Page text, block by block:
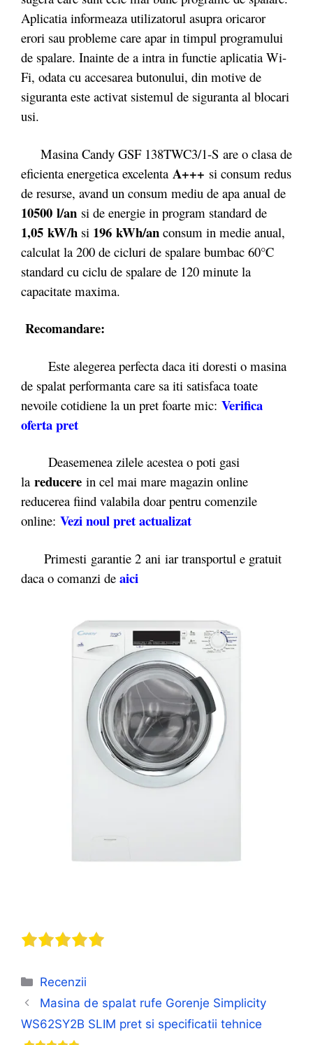
Aplicatia informeaza utilizatorul asupra oricaror
erori sau probleme care apar in timpul programului
de spalare. Inainte de a intra in functie aplicatia Wi-
Fi, odata cu accesarea butonului, din motive de
siguranta este activat sistemul de siguranta al blocari
usi.
Masina Candy GSF 138TWC3/1-S are o clasa de
eficienta energetica excelenta A+++ si consum redus
de resurse, avand un consum mediu de apa anual de
10500 l/an si de energie in program standard de
1,05 kW/h si 196 kWh/an consum in medie anual,
calculat la 200 de cicluri de spalare bumbac 60°C
standard cu ciclu de spalare de 120 minute la
capacitate maxima.
Recomandare:
Este alegerea perfecta daca iti doresti o masina
de spalat performanta care sa iti satisfaca toate
nevoile cotidiene la un pret foarte mic: Verifica
oferta pret
Deasemenea zilele acestea o poti gasi
la reducere in cel mai mare magazin online
reducerea fiind valabila doar pentru comenzile
online: Vezi noul pretactualizat
Primesti garantie 2 ani iar transportul e gratuit
daca o comanzi de aici
Categorii
Recenzii
Masina de spalat rufe Gorenje Simplicity
WS62SY2B SLIM pret si specificatii tehnice